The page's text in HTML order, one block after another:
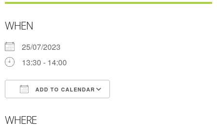
WHEN
25/07/2023
13:30 - 14:00
ADD TO CALENDAR
WHERE